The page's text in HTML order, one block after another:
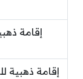
إقامة
إقامة ذهبية